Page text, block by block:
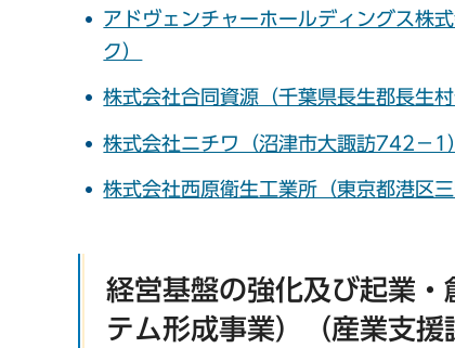
アドヴェンチャーホールディングス株
ク）
株式会社合同資源（千葉県長生郡長生
株式会社ニチワ（沼津市大諏訪742－1
株式会社西原衛生工業所（東京都港区
経営基盤の強化及び起業
テム形成事業）（産業支援